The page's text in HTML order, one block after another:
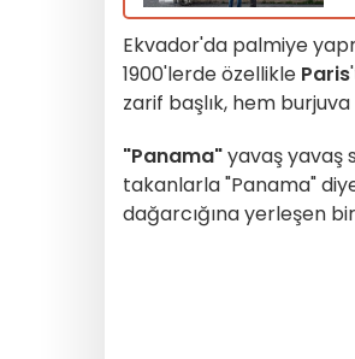
Ekvador'da palmiye
1900'lerde özellikle Paris
zarif başlık, hem
"Panama"yavaş yavaş
takanlarla "Panama"
dağarcığına yerleşen